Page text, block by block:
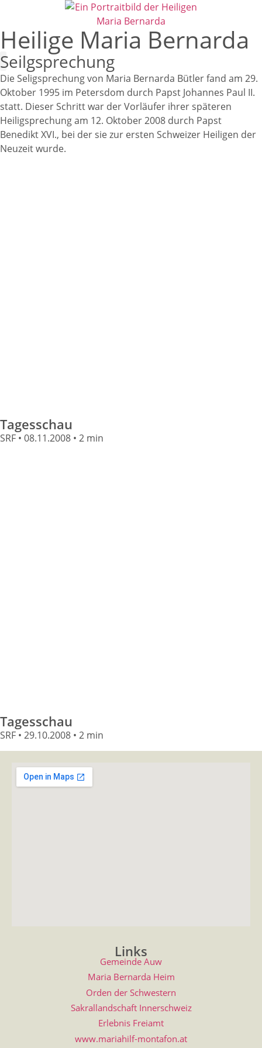
Heilige Maria Bernarda
Seilgsprechung
Die Seligsprechung von Maria Bernarda Bütler fand am 29.
Oktober 1995 im Petersdom durch Papst Johannes Paul II.
statt. Dieser Schritt war der Vorläufer ihrer späteren
Heiligsprechung am 12. Oktober 2008 durch Papst
Benedikt XVI., bei der sie zur ersten Schweizer Heiligen der
Neuzeit wurde.
Tagesschau
SRF • 08.11.2008 • 2 min
Tagesschau
SRF • 29.10.2008 • 2 min
Links
Gemeinde Auw
Maria Bernarda Heim
Orden der Schwestern
Sakrallandschaft Innerschweiz
Erlebnis Freiamt
www.mariahilf-montafon.at